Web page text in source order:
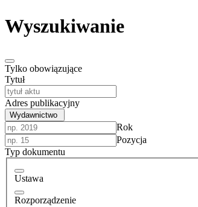
Wyszukiwanie
Tylko obowiązujące
Tytuł
Adres publikacyjny
Wydawnictwo
Rok
Pozycja
Typ dokumentu
Ustawa
Rozporządzenie